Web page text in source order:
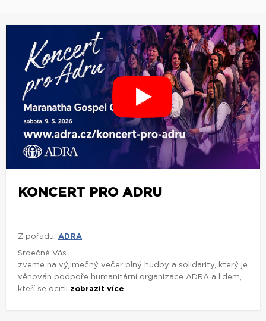
KONCERT PRO ADRU
Z pořadu: ADRA
Srdečně Vás
zveme na výjimečný večer plný hudby a solidarity, který je
věnován podpoře humanitární organizace ADRA a lidem,
kteří se ocitli zobrazit více